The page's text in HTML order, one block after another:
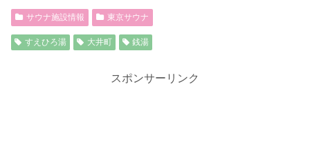
サウナ施設情報 東京サウナ
すえひろ湯 大井町 銭湯
スポンサーリンク